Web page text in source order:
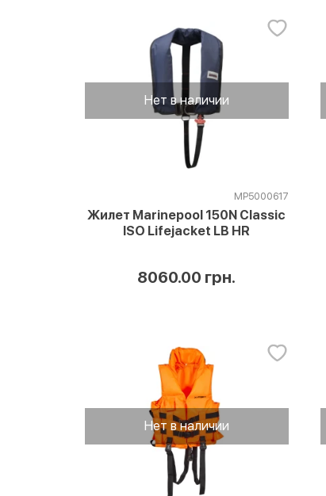
Нет в наличии
MP5000617
Жилет Marinepool 150N Classic
ISO Lifejacket LB HR
8060.00 грн.
Нет в наличии